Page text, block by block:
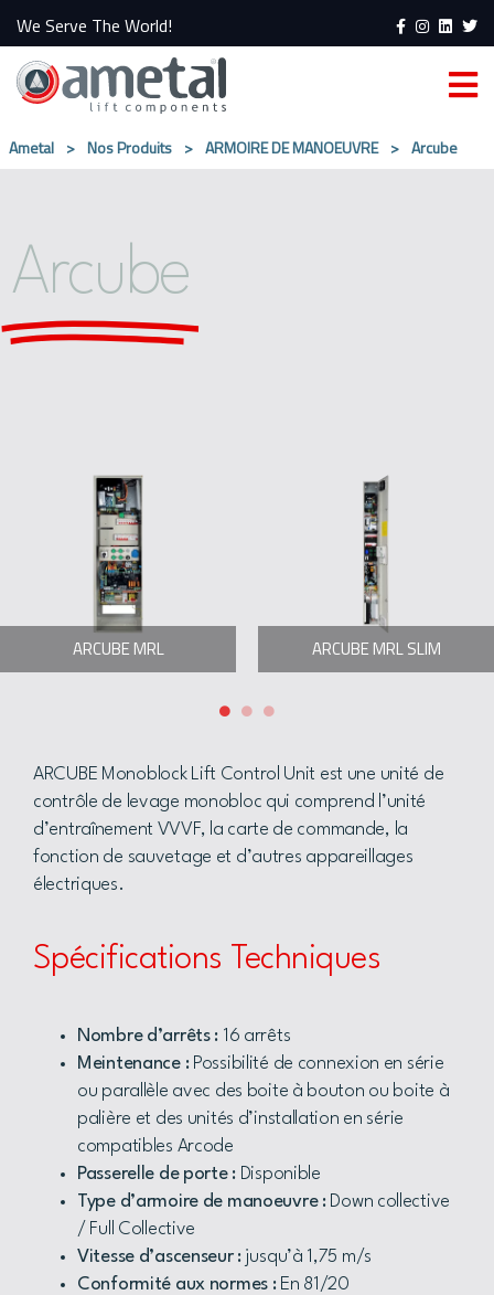
We Serve The World!
Ametal > Nos Produits > ARMOIRE DE MANOEUVRE > Arcube
Arcube
ARCUBE MRL ARCUBE MRL SLIM
ARCUBE Monoblock Lift Control Unit est une unité de
contrôle de levage monobloc qui comprend l’unité
d’entraînement VVVF, la carte de commande, la
fonction de sauvetage et d’autres appareillages
électriques.
Spécifications Techniques
Nombre d’arrêts : 16 arrêts
Meintenance :Possibilité de connexion en série
ou parallèle avec des boite à bouton ou boite à
palière et des unités d’installation en série
compatibles Arcode
Passerelle de porte :Disponible
Type d’armoire de manoeuvre :Down collective
/ Full Collective
Vitesse d’ascenseur :jusqu’à 1,75 m/s
Conformité aux normes :En 81/20